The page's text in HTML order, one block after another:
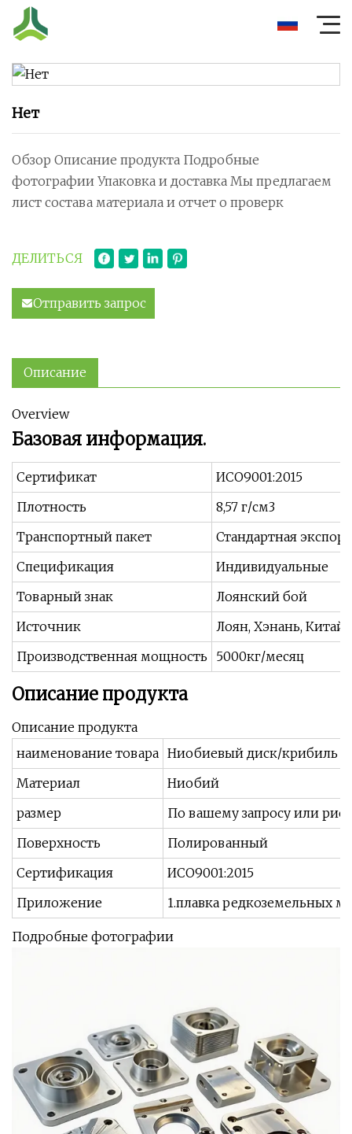
Нет
Обзор Описание продукта Подробные
фотографии Упаковка и доставка Мы предлагаем
лист состава материала и отчет о проверк
ДЕЛИТЬСЯ
Отправить запрос
Описание
Overview
Базовая информация.
Сертификат
ИСО9001:2015
Плотность
8,57 г/см3
Транспортный пакет
Стандартная
Спецификация
Индивидуальные
Товарный знак
Лоянский бой
Источник
Лоян, Хэнань, Китай
Производственная мощность
5000кг/месяц
Описание продукта
Описание продукта
наименование товара Ниобиевый диск/крибиль
Материал
Ниобий
размер
По вашему запросу или
Поверхность
Полированный
Сертификация
ИСО9001:2015
Приложение
1.плавка редкоземельных
Подробные фотографии